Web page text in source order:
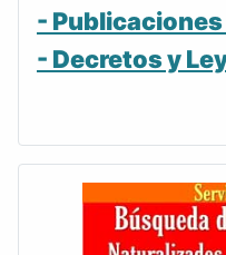
-
- Decretos y